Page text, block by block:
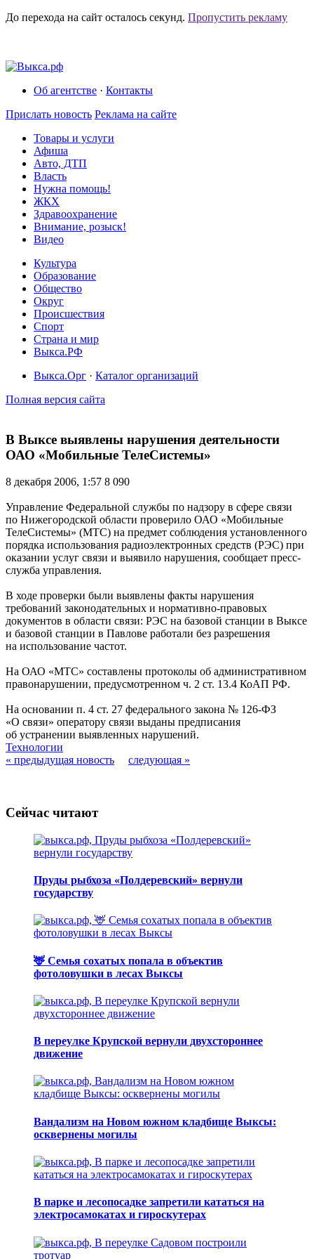
До перехода на сайт осталось секунд. Пропустить рекламу
Об агентстве · Контакты
Прислать новость Реклама на сайте
Товары и услуги
Афиша
Авто, ДТП
Власть
Нужна помощь!
ЖКХ
Здравоохранение
Внимание, розыск!
Видео
Культура
Образование
Общество
Округ
Происшествия
Спорт
Страна и мир
Выкса.РФ
Выкса.Орг · Каталог организаций
Полная версия сайта
В Выксе выявлены нарушения деятельности
ОАО «Мобильные ТелеСистемы»
8 декабря 2006, 1:57 8 090
Управление Федеральной службы по надзору в сфере связи
по Нижегородской области проверило ОАО «Мобильные
ТелеСистемы» (МТС) на предмет соблюдения установленного
порядка использования радиоэлектронных средств (РЭС) при
оказании услуг связи и выявило нарушения, сообщает пресс-
служба управления.
В ходе проверки были выявлены факты нарушения
требований законодательных и нормативно-правовых
документов в области связи: РЭС на базовой станции в Выксе
и базовой станции в Павлове работали без разрешения
на использование частот.
На ОАО «МТС» составлены протоколы об административном
правонарушении, предусмотренном ч. 2 ст. 13.4 КоАП РФ.
На основании п. 4 ст. 27 федерального закона № 126-ФЗ
«О связи» оператору связи выданы предписания
об устранении выявленных нарушений.
Технологии
« предыдущая новость
следующая »
Сейчас читают
Пруды рыбхоза «Полдеревский» вернули
государству
🦌 Семья сохатых попала в объектив
фотоловушки в лесах Выксы
В переулке Крупской вернули двухстороннее
движение
Вандализм на Новом южном кладбище Выксы:
осквернены могилы
В парке и лесопосадке запретили кататься на
электросамокатах и гироскутерах